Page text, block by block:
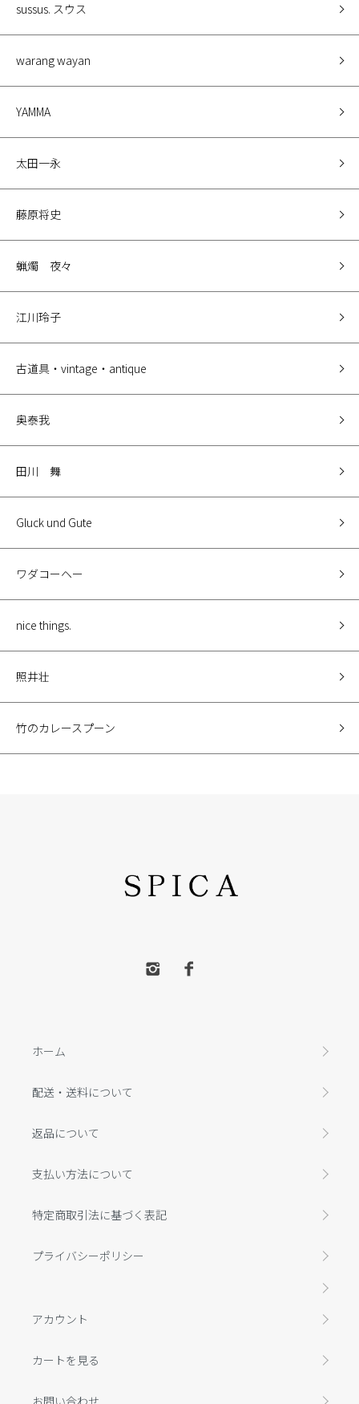
sussus. スウス
warang wayan
YAMMA
太田一永
藤原将史
蝋燭 夜々
江川玲子
古道具・vintage・antique
奥泰我
田川 舞
Gluck und Gute
ワダコーヘー
nice things.
照井壮
竹のカレースプーン
ホーム
配送・送料について
返品について
支払い方法について
特定商取引法に基づく表記
プライバシーポリシー
アカウント
カートを見る
お問い合わせ